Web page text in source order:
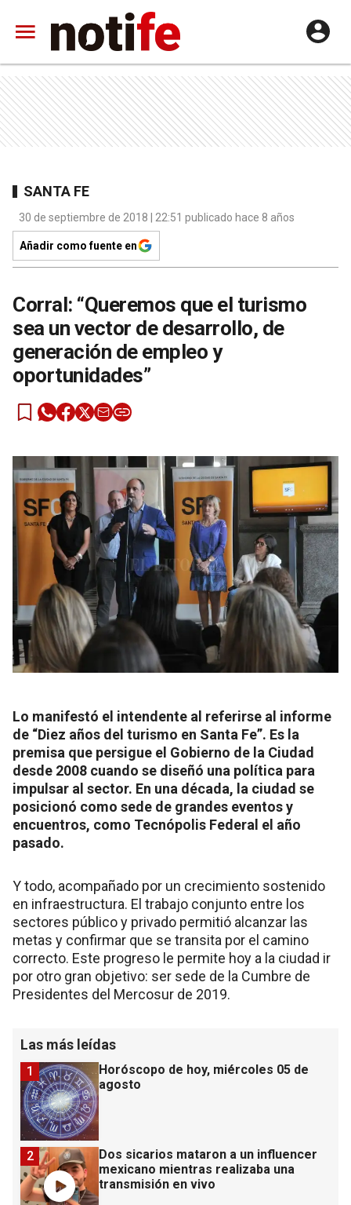
SANTA FE
30 de septiembre de 2018 | 22:51 publicado hace 8 años
Añadir como fuente en
Corral: “Queremos que el turismo
sea un vector de desarrollo, de
generación de empleo y
oportunidades”
Lo manifestó el intendente al referirse al informe
de “Diez años del turismo en Santa Fe”. Es la
premisa que persigue el Gobierno de la Ciudad
desde 2008 cuando se diseñó una política para
impulsar al sector. En una década, la ciudad se
posicionó como sede de grandes eventos y
encuentros, como Tecnópolis Federal el año
pasado.
Y todo, acompañado por un crecimiento sostenido
en infraestructura. El trabajo conjunto entre los
sectores público y privado permitió alcanzar las
metas y confirmar que se transita por el camino
correcto. Este progreso le permite hoy a la ciudad ir
por otro gran objetivo: ser sede de la Cumbre de
Presidentes del Mercosur de 2019.
Las más leídas
Horóscopo de hoy, miércoles 05 de
agosto
1
Dos sicarios mataron a un influencer
mexicano mientras realizaba una
transmisión en vivo
2